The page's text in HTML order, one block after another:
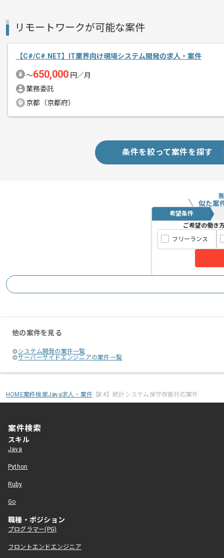
エージェントからのコ
メント
本企業様は東海エリアを中心に多数の
リモートワークが可能な案件
【C#/C#.NET】IT業界向け現場システム開発の求人・案件
〜650,000 円／月
業務委託
京都（京都府）
条件を絞って案件を探す
似た案
希望条件
ご希望の働き
フリーランス
他の案件を見る
システム開発の案件一覧
サーバーサイドエンジニアの案件一覧
HOME案件検索Java求人・案件 【C#】統計システム保守改善対応案件
案件検索
スキル
Java
Python
Ruby
Go
職種・ポジション
プログラマー(PG)
フロントエンドエンジニア